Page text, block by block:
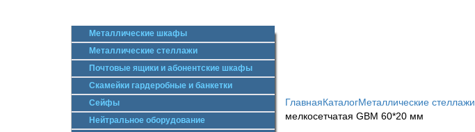
Металлические шкафы
Металлические стеллажи
Почтовые ящики и абонентские шкафы
Скамейки гардеробные и банкетки
Сейфы
Нейтральное оборудование
ГлавнаяКаталогМеталлические стеллажи
мелкосетчатая GBM 60*20 мм